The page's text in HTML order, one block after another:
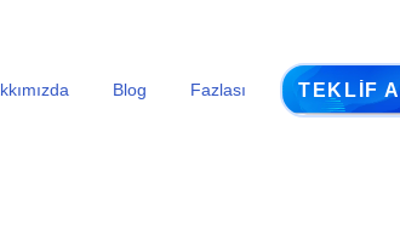
TEKLIF
Blog Fazlası